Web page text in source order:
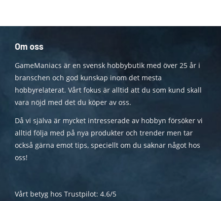
Om oss
GameManiacs är en svensk hobbybutik med över 25 år i
branschen och god kunskap inom det mesta
hobbyrelaterat. Vårt fokus är alltid att du som kund skall
vara nöjd med det du köper av oss.
Då vi själva är mycket intresserade av hobbyn försöker vi
alltid följa med på nya produkter och trender men tar
också gärna emot tips, speciellt om du saknar något hos
oss!
Vårt betyg hos Trustpilot: 4.6/5